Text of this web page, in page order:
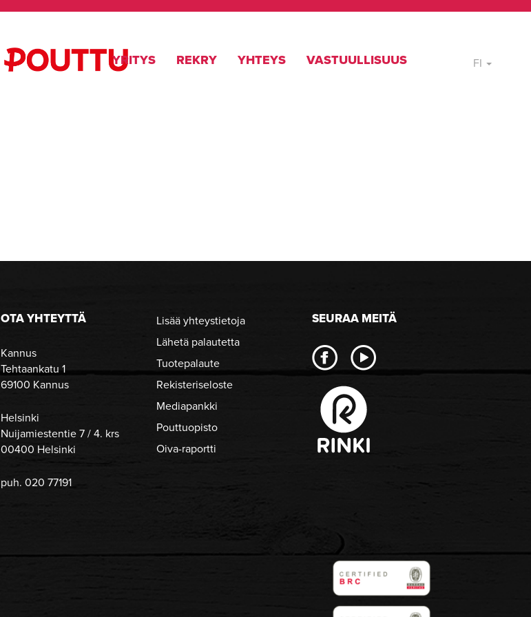
YRITYS REKRY YHTEYS VASTUULLISUUS FI
OTA YHTEYTTÄ
Kannus
Tehtaankatu 1
69100 Kannus
Helsinki
Nuijamiestentie 7 / 4. krs
00400 Helsinki
puh. 020 77191
Lisää yhteystietoja
Lähetä palautetta
Tuotepalaute
Rekisteriseloste
Mediapankki
Pouttuopisto
Oiva-raportti
SEURAA MEITÄ